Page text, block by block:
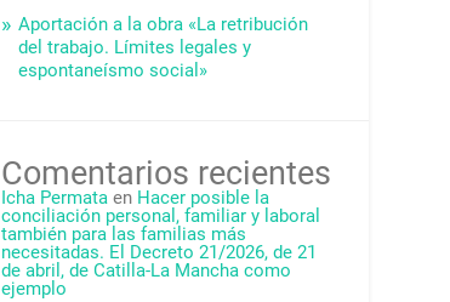
Aportación a la obra «La retribución
del trabajo. Límites legales y
espontaneísmo social»
Comentarios recientes
Icha Permata en Hacer posible la
conciliación personal, familiar y laboral
también para las familias más
necesitadas. El Decreto 21/2026, de 21
de abril, de Catilla-La Mancha como
ejemplo